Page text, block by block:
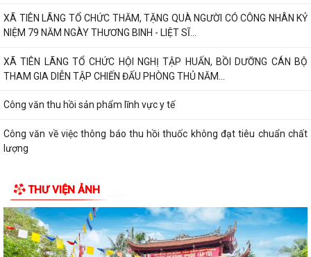
XÃ TIÊN LÃNG TỔ CHỨC THĂM, TẶNG QUÀ NGƯỜI CÓ CÔNG NHÂN KỶ
NIỆM 79 NĂM NGÀY THƯƠNG BINH - LIỆT SĨ...
XÃ TIÊN LÃNG TỔ CHỨC HỘI NGHỊ TẬP HUẤN, BỒI DƯỠNG CÁN BỘ
THAM GIA DIỄN TẬP CHIẾN ĐẤU PHÒNG THỦ NĂM...
Công văn thu hồi sản phẩm lĩnh vực y tế
Công văn về việc thông báo thu hồi thuốc không đạt tiêu chuẩn chất
lượng
lĩnh vực điện ảnh thuộc phạm...
Quyết định về việc ủy quyền thực hiện nhiệm vụ thuộc thẩm quyền của
Ủy ban nhân dân thành phố trong...
THƯ VIỆN ẢNH